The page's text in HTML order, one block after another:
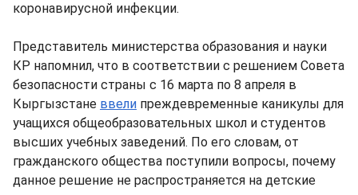
коронавирусной инфекции.
Представитель министерства образования и науки
КР напомнил, что в соответствии с решением Совета
безопасности страны с 16 марта по 8 апреля в
Кыргызстане ввели преждевременные каникулы для
учащихся общеобразовательных школ и студентов
высших учебных заведений. По его словам, от
гражданского общества поступили вопросы, почему
данное решение не распространяется на детские